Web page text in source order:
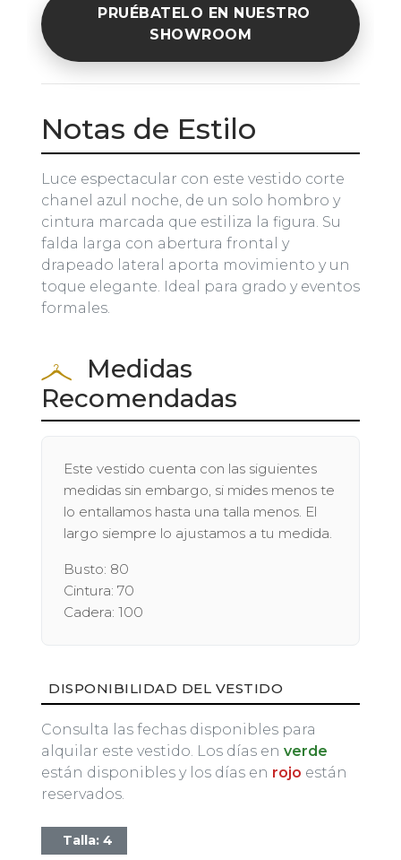
PRUÉBATELO EN NUESTRO
SHOWROOM
Notas de Estilo
Luce espectacular con este vestido corte
chanel azul noche, de un solo hombro y
cintura marcada que estiliza la figura. Su
falda larga con abertura frontal y
drapeado lateral aporta movimiento y un
toque elegante. Ideal para grado y eventos
formales.
Medidas
Recomendadas
Este vestido cuenta con las siguientes
medidas sin embargo, si mides menos te
lo entallamos hasta una talla menos. El
largo siempre lo ajustamos a tu medida.
Busto: 80
Cintura: 70
Cadera: 100
DISPONIBILIDAD DEL VESTIDO
Consulta las fechas disponibles para
alquilar este vestido. Los días en verde
están disponibles y los días en rojo están
reservados.
Talla: 4